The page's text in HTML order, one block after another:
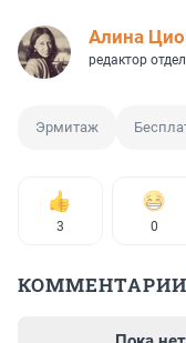
Алина
редактор
Эрмитаж
3 0
КОММЕНТАРИИ